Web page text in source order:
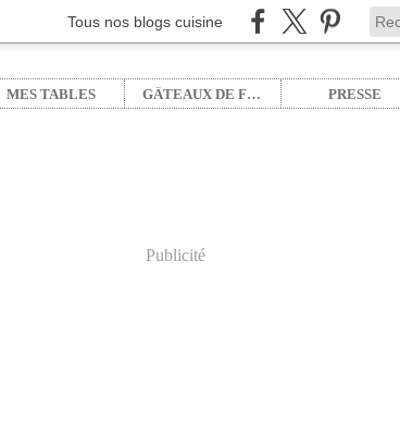
Tous nos blogs cuisine
MES TABLES GÂTEAUX DE FÊTE PRESSE
Publicité